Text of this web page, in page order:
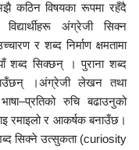
अझै कठिन विषयका रूपमा रहँदै
अंग्रेजी सिक्न
र शब्द निर्माण क्षमतामा
शब्द सिक्छन् । पुराना शब्द
।अंग्रेजी लेखन तथा
रुचि बढाउनुको
रमाइलो र आकर्षक बनाउँछ।
शब्द सिक्ने उत्सुकता (curiosity